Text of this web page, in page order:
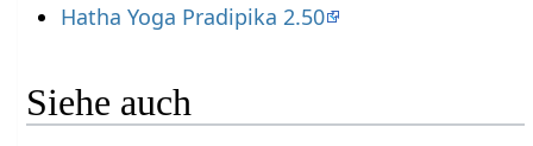
Hatha Yoga Pradipika 2.50
Siehe auch